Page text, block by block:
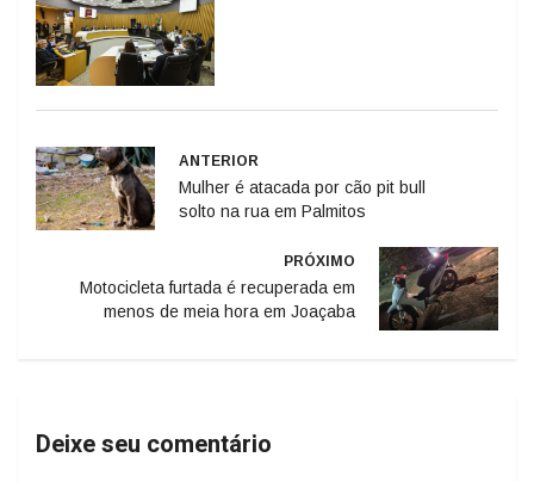
ANTERIOR
Mulher é atacada por cão pit bull
solto na rua em Palmitos
PRÓXIMO
Motocicleta furtada é recuperada em
menos de meia hora em Joaçaba
Deixe seu comentário